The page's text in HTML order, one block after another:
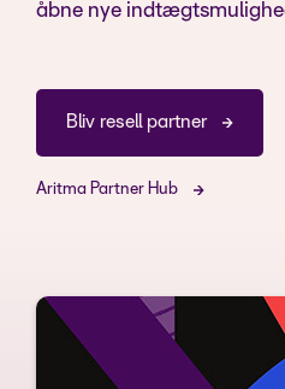
åbne nye
Bliv resell partner
Aritma Partner Hub